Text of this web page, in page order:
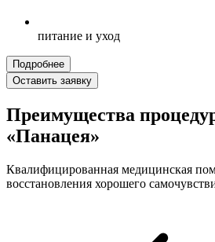
питание и уход
Подробнее
Оставить заявку
Преимущества
«Панацея»
Квалифицированная медицинская
восстановления хорошего